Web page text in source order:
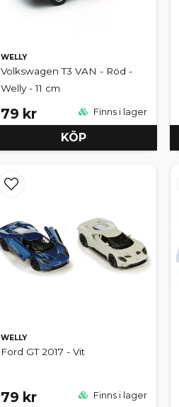
WELLY
Volkswagen T3 VAN - Röd -
Welly - 11 cm
79 kr Finns i lager
KÖP
WELLY
Ford GT 2017 - Vit
79 kr Finns i lager